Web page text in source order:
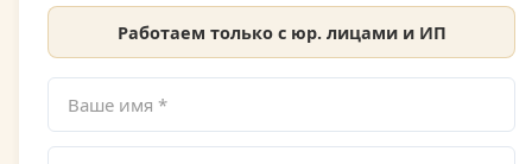
Работаем только с юр. лицами и ИП